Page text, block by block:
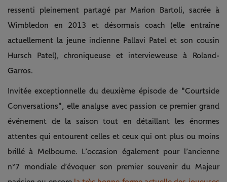
ressenti pleinement partagé par Marion Bartoli, sacrée à
Wimbledon en 2013 et désormais coach (elle entraîne
actuellement la jeune indienne Pallavi Patel et son cousin
Hursch Patel), chroniqueuse et intervieweuse à Roland-
Garros.
Invitée exceptionnelle du deuxième épisode de "Courtside
Conversations", elle analyse avec passion ce premier grand
événement de la saison tout en détaillant les énormes
attentes qui entourent celles et ceux qui ont plus ou moins
brillé à Melbourne. L’occasion également pour l’ancienne
n°7 mondiale d’évoquer son premier souvenir du Majeur